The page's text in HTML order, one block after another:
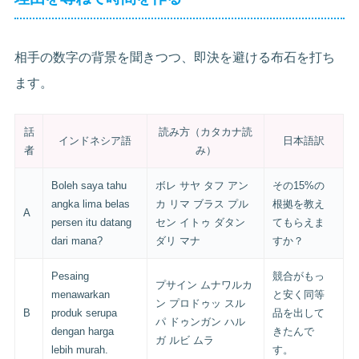
相手の数字の背景を聞きつつ、即決を避ける布石を打ち
ます。
話
者
インドネシア語
読み方（カタカナ読
み）
日本語訳
A
Boleh saya tahu
angka lima belas
persen itu datang
dari mana?
ボレ サヤ タフ アン
カ リマ ブラス プル
セン イトゥ ダタン
ダリ マナ
その15%の
根拠を教え
てもらえま
すか？
B
Pesaing
menawarkan
produk serupa
dengan harga
lebih murah.
プサイン ムナワルカ
ン プロドゥッ スル
パ ドゥンガン ハル
ガ ルビ ムラ
競合がもっ
と安く同等
品を出して
きたんで
す。